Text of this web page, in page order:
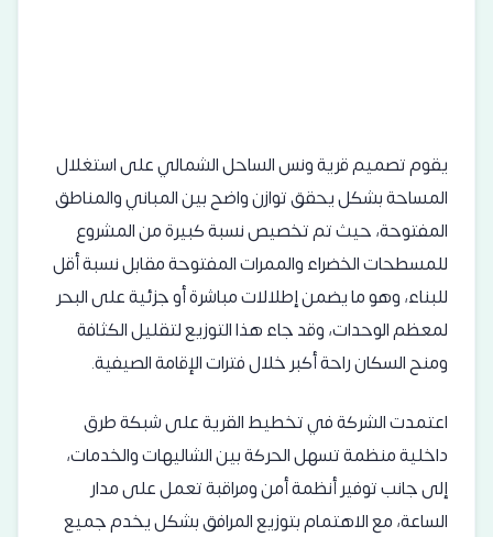
يقوم تصميم قرية ونس الساحل الشمالي على استغلال
المساحة بشكل يحقق توازن واضح بين المباني والمناطق
المفتوحة، حيث تم تخصيص نسبة كبيرة من المشروع
للمسطحات الخضراء والممرات المفتوحة مقابل نسبة أقل
للبناء، وهو ما يضمن إطلالات مباشرة أو جزئية على البحر
لمعظم الوحدات، وقد جاء هذا التوزيع لتقليل الكثافة
ومنح السكان راحة أكبر خلال فترات الإقامة الصيفية.
اعتمدت الشركة في تخطيط القرية على شبكة طرق
داخلية منظمة تسهل الحركة بين الشاليهات والخدمات،
إلى جانب توفير أنظمة أمن ومراقبة تعمل على مدار
الساعة، مع الاهتمام بتوزيع المرافق بشكل يخدم جميع